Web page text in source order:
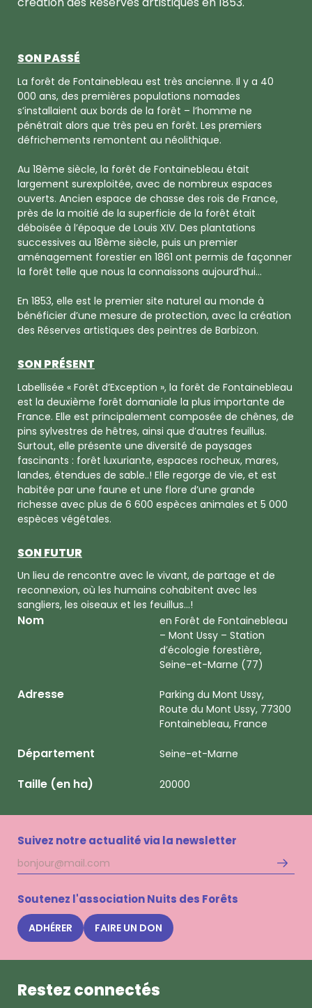
SON PASSÉ
La forêt de Fontainebleau est très ancienne. Il y a 40
000 ans, des premières populations nomades
s’installaient aux bords de la forêt – l’homme ne
pénétrait alors que très peu en forêt. Les premiers
défrichements remontent au néolithique.
Au 18ème siècle, la forêt de Fontainebleau était
largement surexploitée, avec de nombreux espaces
ouverts. Ancien espace de chasse des rois de France,
près de la moitié de la superficie de la forêt était
déboisée à l’époque de Louis XIV. Des plantations
successives au 18ème siècle, puis un premier
aménagement forestier en 1861 ont permis de façonner
la forêt telle que nous la connaissons aujourd’hui…
En 1853, elle est le premier site naturel au monde à
bénéficier d’une mesure de protection, avec la création
des Réserves artistiques des peintres de Barbizon.
SON PRÉSENT
Labellisée « Forêt d’Exception », la forêt de Fontainebleau
est la deuxième forêt domaniale la plus importante de
France. Elle est principalement composée de chênes, de
pins sylvestres de hêtres, ainsi que d’autres feuillus.
Surtout, elle présente une diversité de paysages
fascinants : forêt luxuriante, espaces rocheux, mares,
landes, étendues de sable..! Elle regorge de vie, et est
habitée par une faune et une flore d’une grande
richesse avec plus de 6 600 espèces animales et 5 000
espèces végétales.
SON FUTUR
Un lieu de rencontre avec le vivant, de partage et de
reconnexion, où les humains cohabitent avec les
sangliers, les oiseaux et les feuillus...!
Nom
en Forêt de Fontainebleau
– Mont Ussy – Station
d’écologie forestière,
Seine-et-Marne (77)
Adresse
Parking du Mont Ussy,
Route du Mont Ussy, 77300
Fontainebleau, France
Département Seine-et-Marne
Taille (en ha) 20000
Suivez notre actualité via la newsletter
Adresse
mail
Soutenez l'association Nuits des Forêts
ADHÉRER FAIRE UN DON
Restez connectés